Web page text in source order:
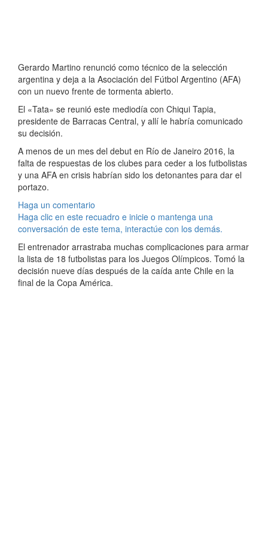
Gerardo Martino renunció como técnico de la selección
argentina y deja a la Asociación del Fútbol Argentino (AFA)
con un nuevo frente de tormenta abierto.
El «Tata» se reunió este mediodía con Chiqui Tapia,
presidente de Barracas Central, y allí le habría comunicado
su decisión.
A menos de un mes del debut en Río de Janeiro 2016, la
falta de respuestas de los clubes para ceder a los futbolistas
y una AFA en crisis habrían sido los detonantes para dar el
portazo.
Haga un comentario
Haga clic en este recuadro e inicie o mantenga una
conversación de este tema, interactúe con los demás.
El entrenador arrastraba muchas complicaciones para armar
la lista de 18 futbolistas para los Juegos Olímpicos. Tomó la
decisión nueve días después de la caída ante Chile en la
final de la Copa América.